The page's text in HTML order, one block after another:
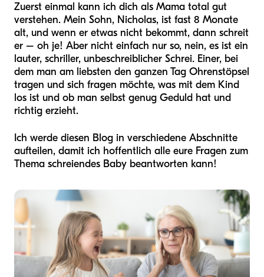
Zuerst einmal kann ich dich als Mama total gut
verstehen. Mein Sohn, Nicholas, ist fast 8 Monate
alt, und wenn er etwas nicht bekommt, dann schreit
er – oh je! Aber nicht einfach nur so, nein, es ist ein
lauter, schriller, unbeschreiblicher Schrei. Einer, bei
dem man am liebsten den ganzen Tag Ohrenstöpsel
tragen und sich fragen möchte, was mit dem Kind
los ist und ob man selbst genug Geduld hat und
richtig erzieht.
Ich werde diesen Blog in verschiedene Abschnitte
aufteilen, damit ich hoffentlich alle eure Fragen zum
Thema schreiendes Baby beantworten kann!